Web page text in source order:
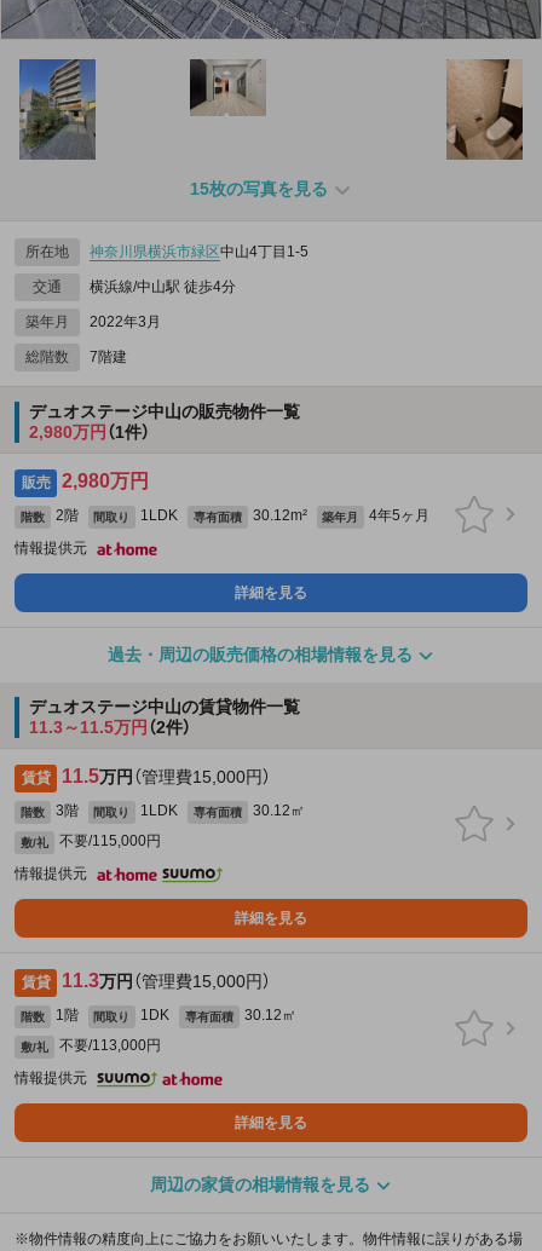
15枚の写真を見る
所在地 神奈川県横浜市緑区中山4丁目1-5
交通 横浜線/中山駅 徒歩4分
築年月 2022年3月
総階数 7階建
デュオステージ中山の販売物件一覧
2,980万円 （1件）
販売 2,980万円
階数 2階 間取り 1LDK 専有面積 30.12m² 築年月
4年5ヶ月
情報提供元
詳細を見る
過去・周辺の販売価格の相場情報を見る
デュオステージ中山の賃貸物件一覧
11.3～11.5万円 （2件）
賃貸 11.5万円 （管理費15,000円）
階数 3階 間取り 1LDK 専有面積 30.12㎡
敷/礼
不要/115,000円
情報提供元
詳細を見る
賃貸 11.3万円 （管理費15,000円）
階数 1階 間取り 1DK 専有面積 30.12㎡
敷/礼
不要/113,000円
情報提供元
詳細を見る
周辺の家賃の相場情報を見る
※物件情報の精度向上にご協力をお願いいたします。物件情報に誤りがある場